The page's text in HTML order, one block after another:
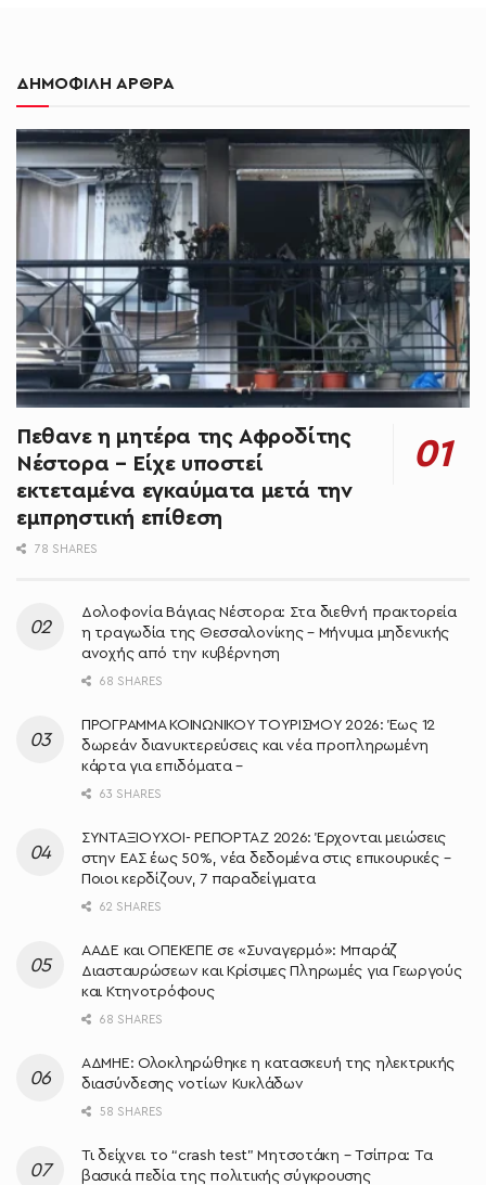
ΔΗΜΟΦΙΛΗ ΑΡΘΡΑ
Πεθανε η μητέρα της Αφροδίτης
Νέστορα – Είχε υποστεί
εκτεταμένα εγκαύματα μετά την
εμπρηστική επίθεση
78 SHARES
Δολοφονία Βάγιας Νέστορα: Στα διεθνή πρακτορεία
η τραγωδία της Θεσσαλονίκης – Μήνυμα μηδενικής
ανοχής από την κυβέρνηση
68 SHARES
ΠΡΟΓΡΑΜΜΑ ΚΟΙΝΩΝΙΚΟΥ ΤΟΥΡΙΣΜΟΥ 2026: Έως 12
δωρεάν διανυκτερεύσεις και νέα προπληρωμένη
κάρτα για επιδόματα –
63 SHARES
ΣΥΝΤΑΞΙΟΥΧΟΙ- ΡΕΠΟΡΤΑΖ 2026: Έρχονται μειώσεις
στην ΕΑΣ έως 50%, νέα δεδομένα στις επικουρικές –
Ποιοι κερδίζουν, 7 παραδείγματα
62 SHARES
ΑΑΔΕ και ΟΠΕΚΕΠΕ σε «Συναγερμό»: Μπαράζ
Διασταυρώσεων και Κρίσιμες Πληρωμές για Γεωργούς
και Κτηνοτρόφους
68 SHARES
ΑΔΜΗΕ: Ολοκληρώθηκε η κατασκευή της ηλεκτρικής
διασύνδεσης νοτίων Κυκλάδων
58 SHARES
Τι δείχνει το “crash test” Μητσοτάκη – Τσίπρα: Τα
βασικά πεδία της πολιτικής σύγκρουσης